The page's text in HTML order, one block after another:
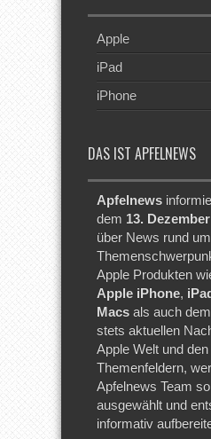
Apple
iPad
iPhone
DAS IST APFELNEWS
Apfelnews
dem 13.
über News rund
Apple Produkten
Apple iPhone,
Macs als auch
stets aktuellen
Apple Welt und
Themenfeldern,
Apfelnews Team
ausgewählt und
informativ